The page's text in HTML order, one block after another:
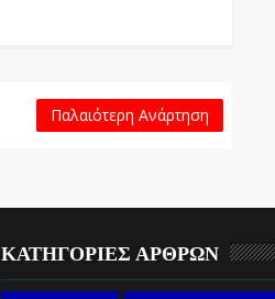
Παλαιότερη Ανάρτηση
ΚΑΤΗΓΟΡΙΕΣ ΑΡΘΡΩΝ